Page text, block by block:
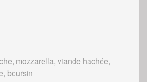
mozzarella, viande hachée,
boursin